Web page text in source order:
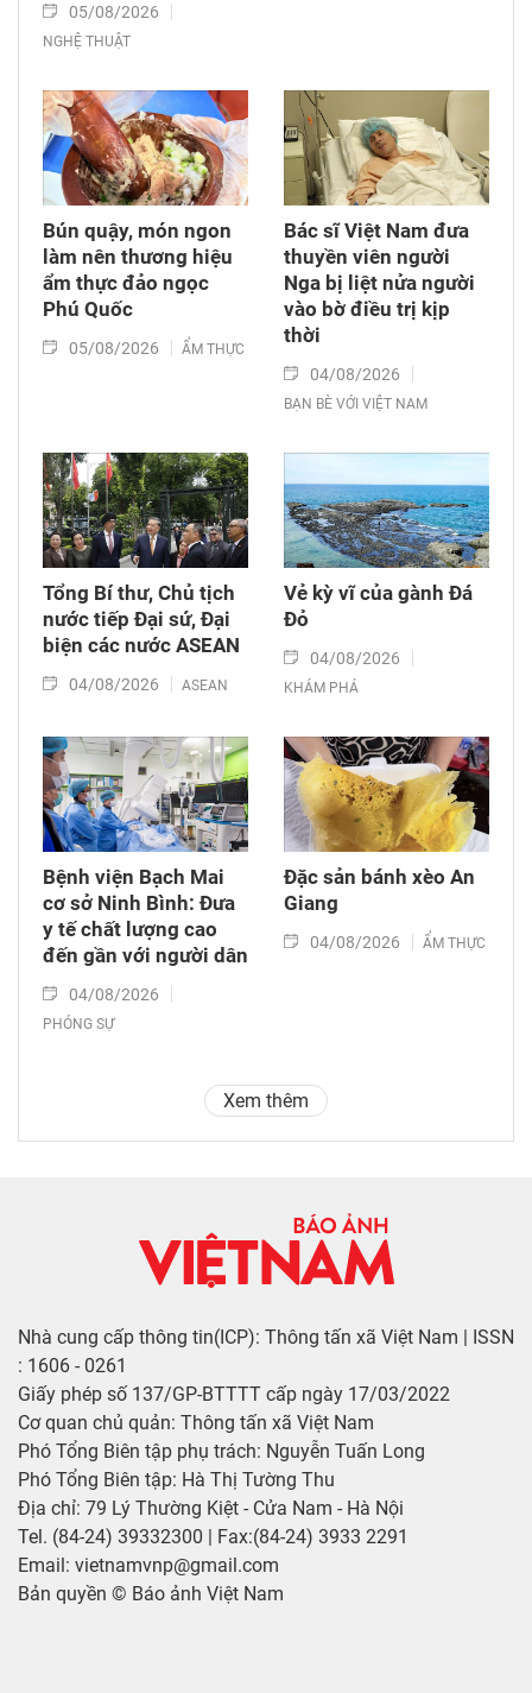
05/08/2026
NGHỆ THUẬT
Bún quậy, món ngon
làm nên thương hiệu
ẩm thực đảo ngọc
Phú Quốc
05/08/2026 ẨM THỰC
Bác sĩ Việt Nam đưa
thuyền viên người
Nga bị liệt nửa người
vào bờ điều trị kịp
thời
04/08/2026
BẠN BÈ VỚI VIỆT NAM
Tổng Bí thư, Chủ tịch
nước tiếp Đại sứ, Đại
biện các nước ASEAN
04/08/2026 ASEAN
Vẻ kỳ vĩ của gành Đá
Đỏ
04/08/2026
KHÁM PHÁ
Bệnh viện Bạch Mai
cơ sở Ninh Bình: Đưa
y tế chất lượng cao
đến gần với người dân
04/08/2026
PHÓNG SỰ
Đặc sản bánh xèo An
Giang
04/08/2026 ẨM THỰC
Xem thêm
Nhà cung cấp thông tin(ICP): Thông tấn xã Việt Nam | ISSN
: 1606 - 0261
Giấy phép số 137/GP-BTTTT cấp ngày 17/03/2022
Cơ quan chủ quản: Thông tấn xã Việt Nam
Phó Tổng Biên tập phụ trách: Nguyễn Tuấn Long
Phó Tổng Biên tập: Hà Thị Tường Thu
Địa chỉ: 79 Lý Thường Kiệt - Cửa Nam - Hà Nội
Tel. (84-24) 39332300 | Fax:(84-24) 3933 2291
Email: vietnamvnp@gmail.com
Bản quyền © Báo ảnh Việt Nam